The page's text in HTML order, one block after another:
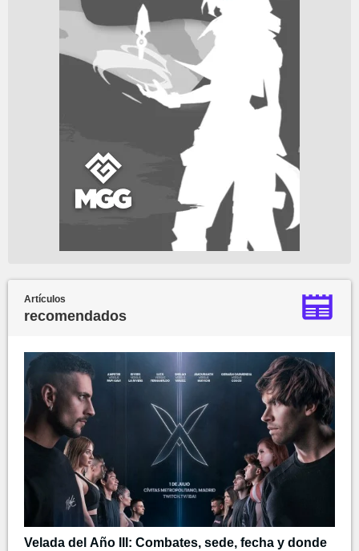
Artículos
recomendados
Velada del Año III: Combates, sede, fecha y donde